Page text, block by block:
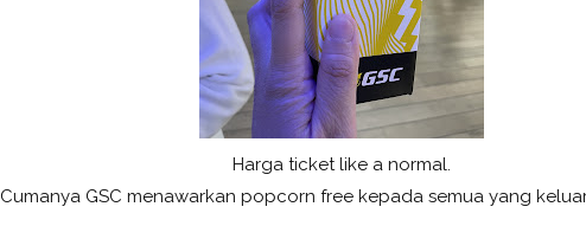
Harga ticket like a normal.
Cumanya GSC menawarkan popcorn free kepada semua yang